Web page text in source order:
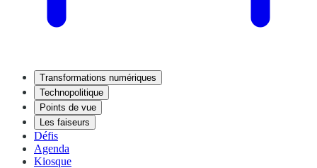
Transformations numériques
Technopolitique
Points de vue
Les faiseurs
Défis
Agenda
Kiosque